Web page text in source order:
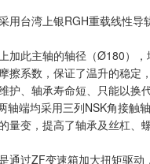
台湾上银RGH重载线性导
此主轴的轴径（Ø180），
系数，保证了温升的稳定
、轴承寿命短、只能以换
端均采用三列NSK角接触
变，提高了轴承及丝杠、
通过ZF变速箱加大扭矩驱